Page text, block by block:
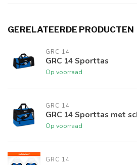
GERELATEERDE PRODUCTEN
GRC 14
GRC 14 Sporttas
Op voorraad
GRC 14
GRC 14 Sporttas met
Op voorraad
GRC 14